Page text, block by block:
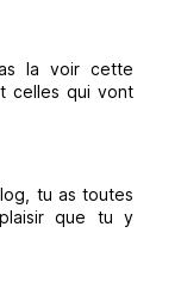
la voir cette
celles qui vont
tu as toutes
que tu y